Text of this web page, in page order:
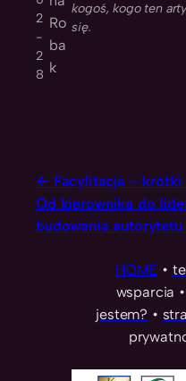
2
-
2
8
Ro
ba
k
kogoś, kogo ten
się.
Facylitacja – krótki
Od kierownika do
budowania autorytetu
HOME •
wsparcia •
jestem? •